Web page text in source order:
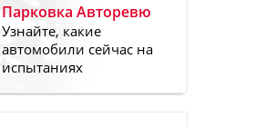
Парковка Авторевю
Узнайте, какие
автомобили сейчас на
испытаниях